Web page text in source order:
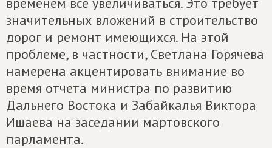
значительных вложений в строительство
дорог и ремонт имеющихся. На этой
проблеме, в частности, Светлана Горячева
намерена акцентировать внимание во
время отчета министра по развитию
Дальнего Востока и Забайкалья Виктора
Ишаева на заседании мартовского
парламента.